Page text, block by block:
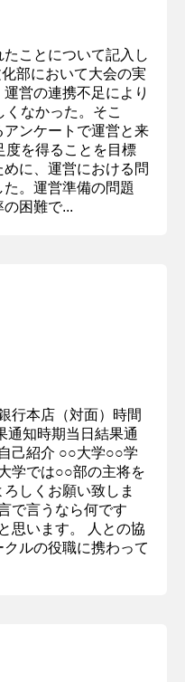
ことについて記入し
部において大会の実
営の連携不足により
なかった。そこ
ンケートで運営と来
度を得ることを目標
に、運営における問
。運営準備の問題
困難で...
行本店（対面）時間
通知時期当日結果通
己紹介 ○○大学○○学
学では○○部の主将を
しくお願い致しま
で言うなら何です
思います。 人との協
ルの役職に携わって